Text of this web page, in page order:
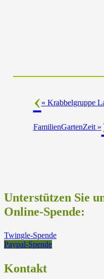
« Krabbelgruppe
FamilienGartenZeit »
Unterstützen Sie
Online-Spende:
Twingle-Spende
Paypal-Spende
Kontakt